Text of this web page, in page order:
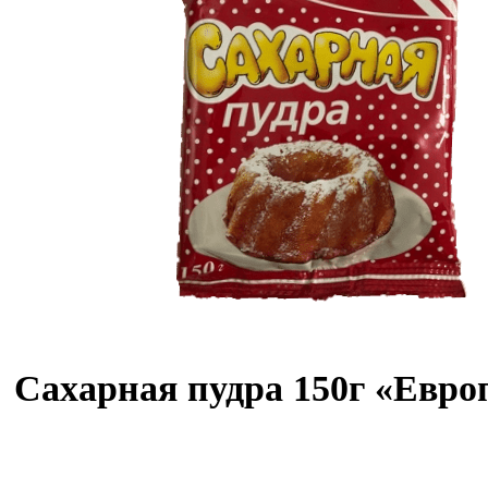
Сахарная пудра 150г